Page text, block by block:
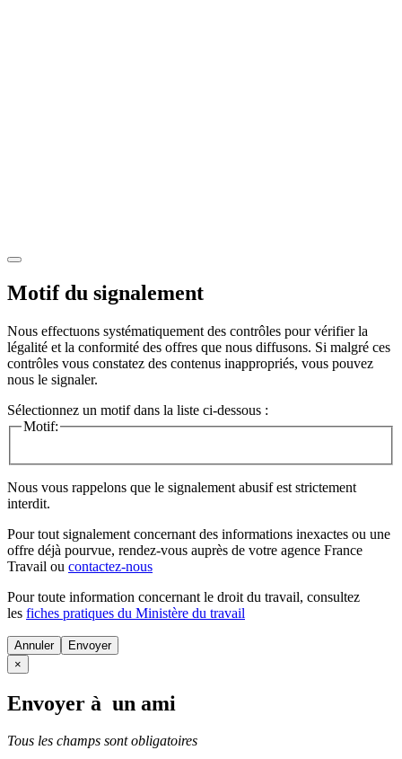
Motif du signalement
Nous effectuons systématiquement des contrôles pour vérifier la
légalité et la conformité des offres que nous diffusons. Si malgré ces
contrôles vous constatez des contenus inappropriés, vous pouvez
nous le signaler.
Sélectionnez un motif dans la liste ci-dessous :
Motif:
Nous vous rappelons que le signalement abusif est strictement
interdit.
Pour tout signalement concernant des informations inexactes ou une
offre déjà pourvue, rendez-vous auprès de votre agence France
Travail ou contactez-nous
Pour toute information concernant le droit du travail, consultez
les fiches pratiques du Ministère du travail
Annuler
×
Envoyer à un ami
Tous les champs sont obligatoires